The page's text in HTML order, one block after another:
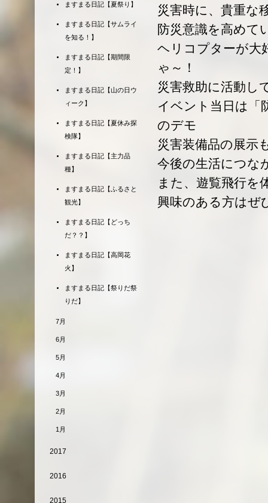
災害時に、貴重な
防災意識を高めて
ヘリコプターが大
ゃ～！
災害救助に活動し
イベント当日は「
のデモ
災害装備品の展示
今後の生活につな
また、遊覧飛行を
興味のある方はぜ
ますまる日記【夏祭り】
ますまる日記【サムライ
を知る！】
ますまる日記【期間限
定！】
ますまる日記【山の日ウ
ィーク】
ますまる日記【夏休み探
検隊】
ますまる日記【主力品
種】
ますまる日記【ふるさと
観光】
ますまる日記【どっち
だ？？】
ますまる日記【高岡花
火】
ますまる日記【祭りだ祭
りだ】
7月
6月
5月
4月
3月
2月
1月
2017
2016
2015